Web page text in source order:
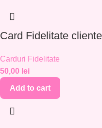
Card Fidelitate
Carduri Fidelitate
50,00 lei
Add to cart